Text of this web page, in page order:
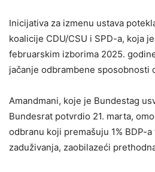
Inicijativa za izmenu ustava
koalicije CDU/CSU i SPD-a, koja
februarskim izborima 2025.
jačanje odbrambene sposobnosti
Amandmani, koje je Bundestag
Bundesrat potvrdio 21. marta,
odbranu koji premašuju 1% BDP-
zaduživanja, zaobilazeći